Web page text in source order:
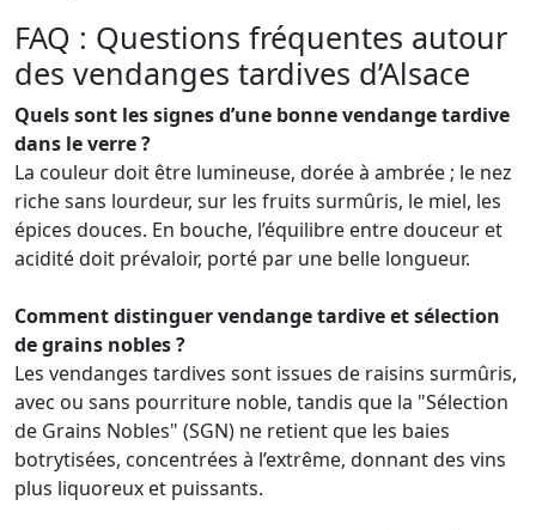
FAQ : Questions fréquentes autour
des vendanges tardives d’Alsace
Quels sont les signes d’une bonne vendange tardive
dans le verre ?
La couleur doit être lumineuse, dorée à ambrée ; le nez
riche sans lourdeur, sur les fruits surmûris, le miel, les
épices douces. En bouche, l’équilibre entre douceur et
acidité doit prévaloir, porté par une belle longueur.
Comment distinguer vendange tardive et sélection
de grains nobles ?
Les vendanges tardives sont issues de raisins surmûris,
avec ou sans pourriture noble, tandis que la "Sélection
de Grains Nobles" (SGN) ne retient que les baies
botrytisées, concentrées à l’extrême, donnant des vins
plus liquoreux et puissants.